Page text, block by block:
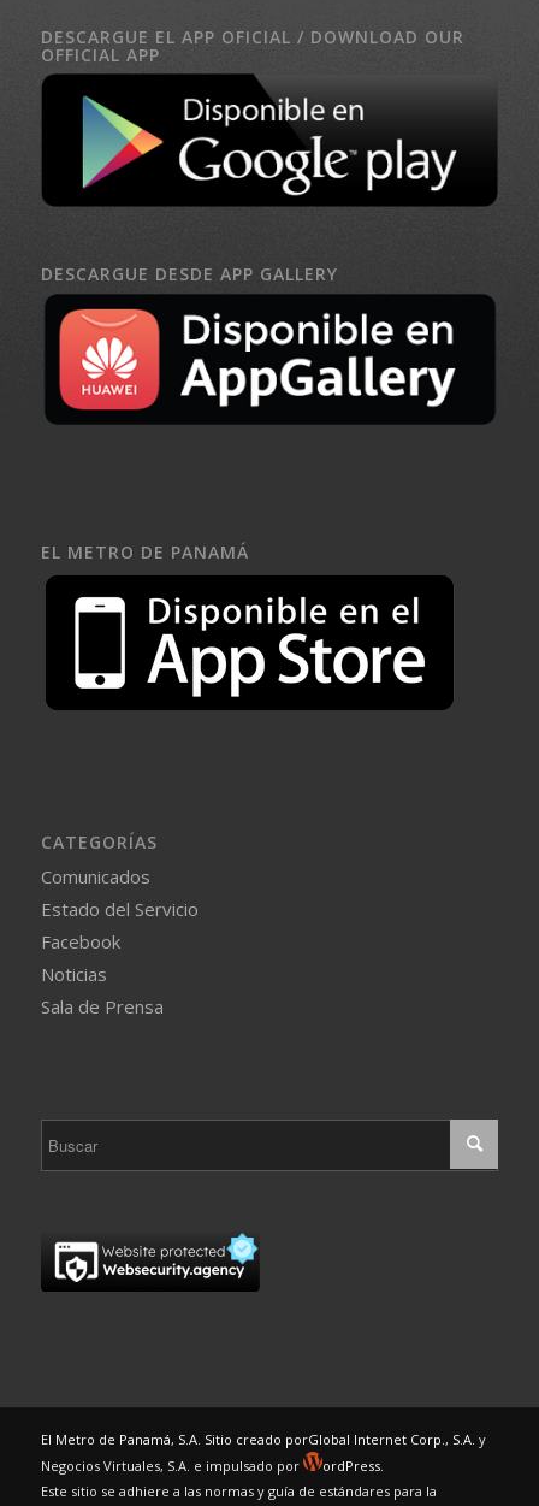
DESCARGUE EL APP OFICIAL / DOWNLOAD OUR
OFFICIAL APP
DESCARGUE DESDE APP GALLERY
EL METRO DE PANAMÁ
CATEGORÍAS
Comunicados
Estado del Servicio
Facebook
Noticias
Sala de Prensa
El Metro de Panamá, S.A. Sitio creado porGlobal Internet Corp., S.A. y
Negocios Virtuales, S.A. e impulsado por
ordPress.
Este sitio se adhiere a las normas y guía de estándares para la